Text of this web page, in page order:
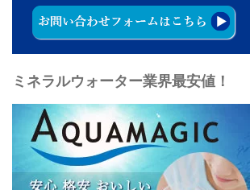
ミネラルウォーター業界最安値！